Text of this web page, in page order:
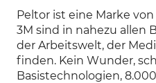
Peltor ist eine Marke
3M sind in nahezu allen
der Arbeitswelt, der
finden. Kein Wunder,
Basistechnologien,